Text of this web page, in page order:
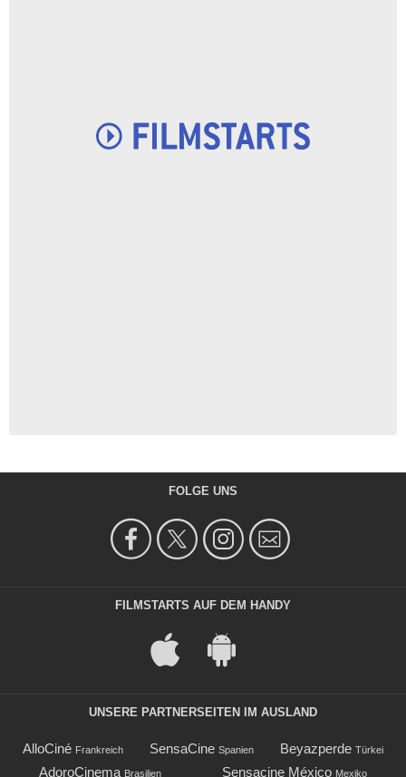
FOLGE UNS
FILMSTARTS AUF DEM HANDY
UNSERE PARTNERSEITEN IM AUSLAND
AlloCiné Frankreich SensaCine Spanien Beyazperde Türkei
AdoroCinema Brasilien Sensacine México Mexiko